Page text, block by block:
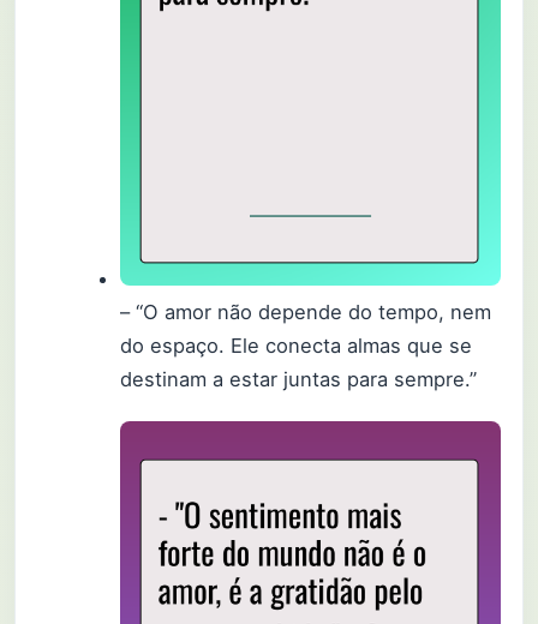
– “O amor não depende do tempo, nem
do espaço. Ele conecta almas que se
destinam a estar juntas para sempre.”